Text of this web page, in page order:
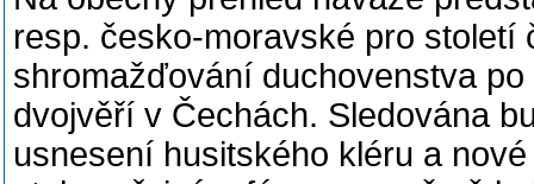
resp. česko-moravské pro
shromažďování duchovenstva
dvojvěří v Čechách. Sledována
usnesení husitského kléru a